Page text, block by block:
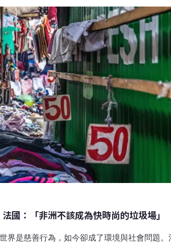
區農改場與農友合作，依淤積程度分3區復耕
的輕災區，復耕成果豐碩，朝高經濟價值、有
良場與農業試驗所自去年11月起，推動5.8公頃
公分以下、30至40公分及50至60公分，分3區
報導）
國：「非洲不該成為快時尚的垃圾場」
界是慈善行為，如今卻成了環境與社會問題。